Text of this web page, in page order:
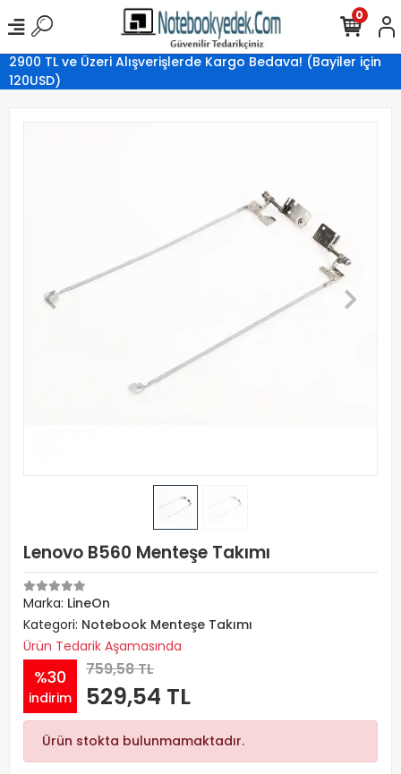
2900 TL ve Üzeri Alışverişlerde Kargo Bedava! (Bayiler için
120USD)
0
Lenovo B560 Menteşe Takımı
Marka: LineOn
Kategori: Notebook Menteşe Takımı
Ürün Tedarik Aşamasında
%30
indirim
759,58 TL
529,54 TL
Ürün stokta bulunmamaktadır.